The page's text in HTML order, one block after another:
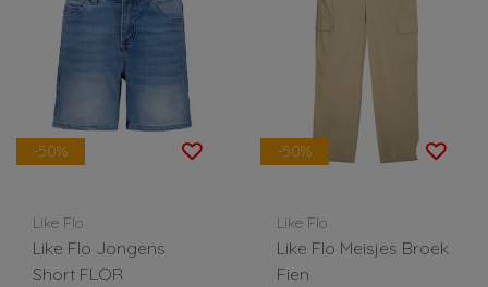
-50%
Like Flo
Like Flo Jongens
Short FLOR
-50%
Like Flo
Like Flo Meisjes Broek
Fien